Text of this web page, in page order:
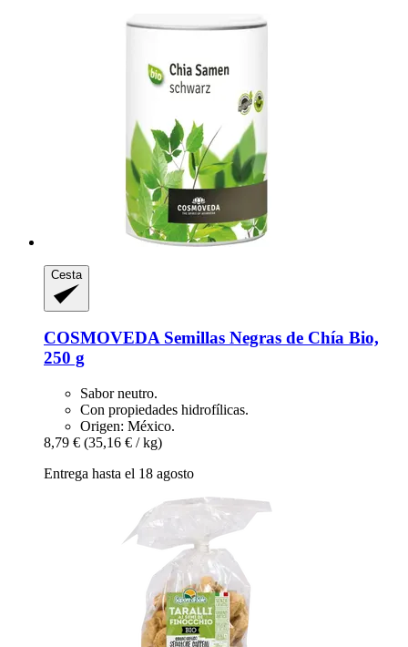
Cesta
COSMOVEDASemillas Negras de Chía Bio,
250 g
Sabor neutro.
Con propiedades hidrofílicas.
Origen: México.
8,79 € (35,16 € / kg)
Entrega hasta el 18 agosto